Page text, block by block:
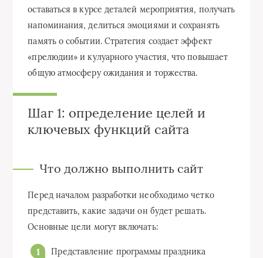
оставаться в курсе деталей мероприятия, получать
напоминания, делиться эмоциями и сохранять
память о событии. Стратегия создает эффект
«прелюдии» и кулуарного участия, что повышает
общую атмосферу ожидания и торжества.
Шаг 1: определение целей и
ключевых функций сайта
Что должно выполнить сайт
Перед началом разработки необходимо четко
представить, какие задачи он будет решать.
Основные цели могут включать:
Представление программы праздника